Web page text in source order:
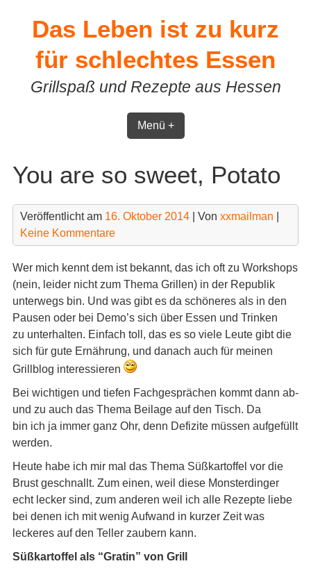
contentDas Leben ist zu kurz
für schlechtes Essen
Grillspaß und Rezepte aus Hessen
Menü +
You are so sweet, Potato
Veröffentlicht am 16. Oktober 2014| Von xxmailman
Keine Kommentare
Wer mich kennt dem ist bekannt, das ich oft zu Workshops
(nein, leider nicht zum Thema Grillen) in der Republik
unterwegs bin. Und was gibt es da schöneres als in den
Pausen oder bei Demo’s sich über Essen und Trinken
zu unterhalten. Einfach toll, das es so viele Leute gibt die
sich für gute Ernährung, und danach auch für meinen
Grillblog interessieren
Bei wichtigen und tiefen Fachgesprächen kommt dann ab-
und zu auch das Thema Beilage auf den Tisch. Da
bin ich ja immer ganz Ohr, denn Defizite müssen aufgefüllt
werden.
Heute habe ich mir mal das Thema Süßkartoffel vor die
Brust geschnallt. Zum einen, weil diese Monsterdinger
echt lecker sind, zum anderen weil ich alle Rezepte liebe
bei denen ich mit wenig Aufwand in kurzer Zeit was
leckeres auf den Teller zaubern kann.
Süßkartoffel als “Gratin” von Grill